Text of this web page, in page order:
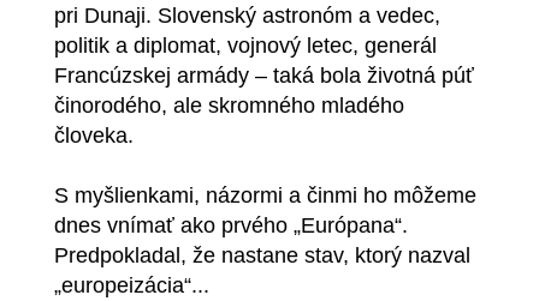
pri Dunaji. Slovenský astronóm a vedec,
politik a diplomat, vojnový letec, generál
Francúzskej armády – taká bola životná púť
činorodého, ale skromného mladého
človeka.
S myšlienkami, názormi a činmi ho môžeme
dnes vnímať ako prvého „Európana“.
Predpokladal, že nastane stav, ktorý nazval
„europeizácia“...